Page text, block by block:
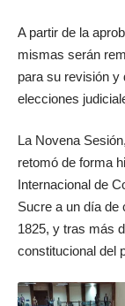
A partir de la
mismas serán
para su revisión y
elecciones
La Novena
retomó de forma
Internacional de
Sucre a un día de
1825, y tras más
constitucional del